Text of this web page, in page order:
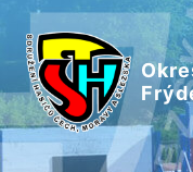
Přeskočit
obsah